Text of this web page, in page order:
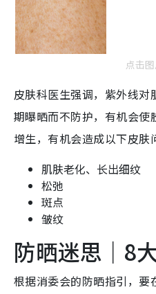
点击
皮肤科医生强调，紫外线
期曝晒而不防护，有机会使
增生，有机会造成以下皮肤
肌肤老化、长出细纹
松弛
斑点
皱纹
防晒迷思｜8
根据消委会的防晒指引，要